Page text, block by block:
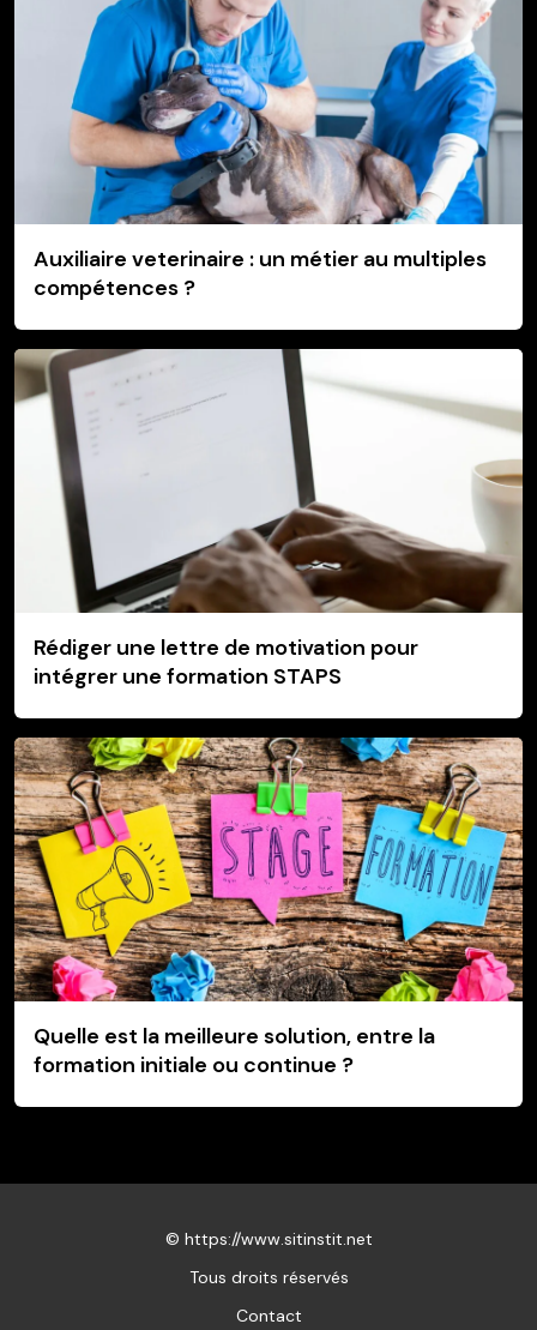
Auxiliaire veterinaire : un métier au multiples
compétences ?
Rédiger une lettre de motivation pour
intégrer une formation STAPS
Quelle est la meilleure solution, entre la
formation initiale ou continue ?
© https://www.sitinstit.net
Tous droits réservés
Contact